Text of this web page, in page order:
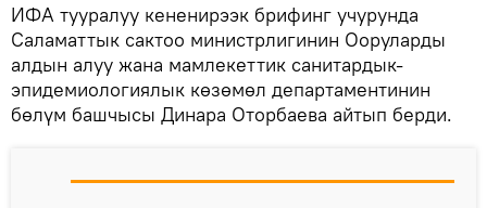
ИФА тууралуу кененирээк брифинг учурунда
Саламаттык сактоо министрлигинин Ооруларды
алдын алуу жана мамлекеттик санитардык-
эпидемиологиялык көзөмөл департаментинин
бөлүм башчысы Динара Оторбаева айтып берди.